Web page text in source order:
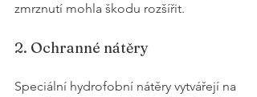
zmrznutí mohla škodu rozšířit.
2. Ochranné nátěry
Speciální hydrofobní nátěry vytvářejí na